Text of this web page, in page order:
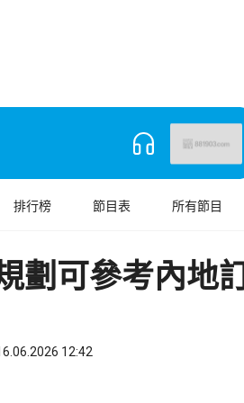
排行榜 節目表 所有節目
劃可參考內地
12:42